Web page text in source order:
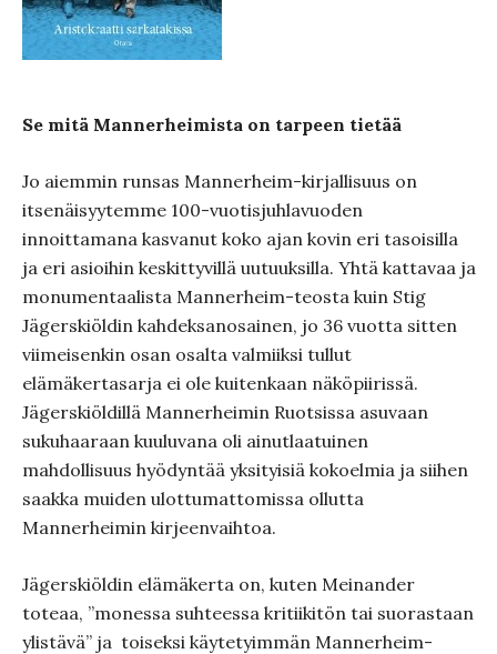
Se mitä Mannerheimista on tarpeen tietää
Jo aiemmin runsas Mannerheim-kirjallisuus on
itsenäisyytemme 100-vuotisjuhlavuoden
innoittamana kasvanut koko ajan kovin eri tasoisilla
ja eri asioihin keskittyvillä uutuuksilla. Yhtä kattavaa ja
monumentaalista Mannerheim-teosta kuin Stig
Jägerskiöldin kahdeksanosainen, jo 36 vuotta sitten
viimeisenkin osan osalta valmiiksi tullut
elämäkertasarja ei ole kuitenkaan näköpiirissä.
Jägerskiöldillä Mannerheimin Ruotsissa asuvaan
sukuhaaraan kuuluvana oli ainutlaatuinen
mahdollisuus hyödyntää yksityisiä kokoelmia ja siihen
saakka muiden ulottumattomissa ollutta
Mannerheimin kirjeenvaihtoa.
Jägerskiöldin elämäkerta on, kuten Meinander
toteaa, ”monessa suhteessa kritiikitön tai suorastaan
ylistävä” ja toiseksi käytetyimmän Mannerheim-